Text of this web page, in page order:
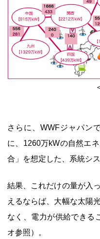
さらに、WWFジャパン
に、1260万kWの自然エ
合」を想定した、系統シ
結果、これだけの量が入
えるならば、大幅な太陽
なく、電力が供給できる
オ参照）。